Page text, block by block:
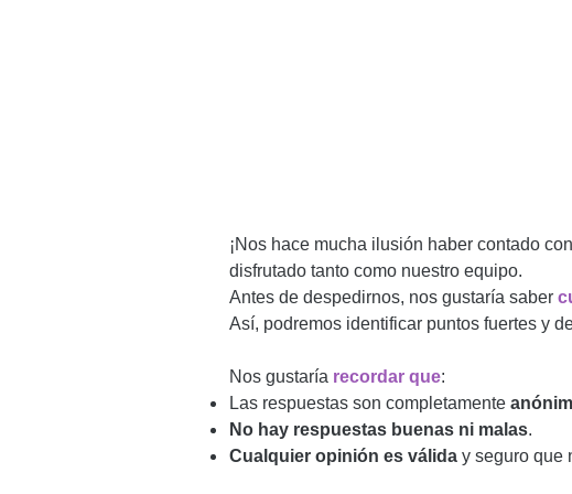
¡Nos hace mucha ilusión haber contado
disfrutado tanto como nuestro equipo.
Antes de despedirnos, nos gustaría saber
Así, podremos identificar puntos fuertes y
Nos gustaría recordar que:
Las respuestas son completamente
No hay respuestas buenas ni malas.
Cualquier opinión es válida y seguro que